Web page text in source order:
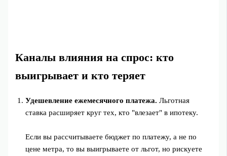
Каналы влияния на спрос: кто
выигрывает и кто теряет
Удешевление ежемесячного платежа. Льготная
ставка расширяет круг тех, кто "влезает" в ипотеку.
Если вы рассчитываете бюджет по платежу, а не по
цене метра, то вы выигрываете от льгот, но рискуете